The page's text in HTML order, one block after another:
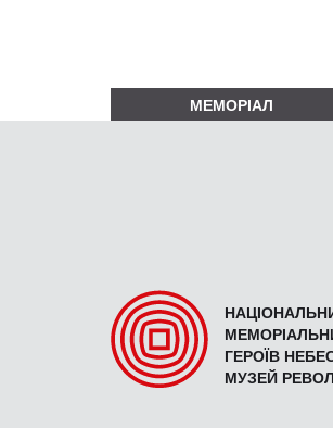
МЕМОРІАЛ
ГЕРОЇВ
МУЗЕЙ